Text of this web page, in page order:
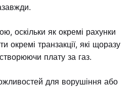
оскільки як окремі рахунки
окремі транзакції, які щоразу
плату за газ.
для ворушіння або